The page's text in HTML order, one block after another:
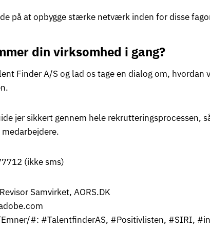
på at opbygge stærke netværk inden for disse
din virksomhed i gang?
Finder A/S og lad os tage en dialog om,
jer sikkert gennem hele
(ikke sms)
Samvirket, AORS.DK
#: #TalentfinderAS, #Positivlisten, #SIRI,